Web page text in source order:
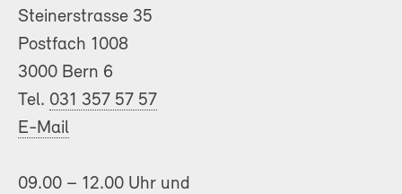
Steinerstrasse 35
Postfach 1008
3000 Bern 6
Tel. 031 357 57 57
E-Mail
09.00 – 12.00 Uhr und